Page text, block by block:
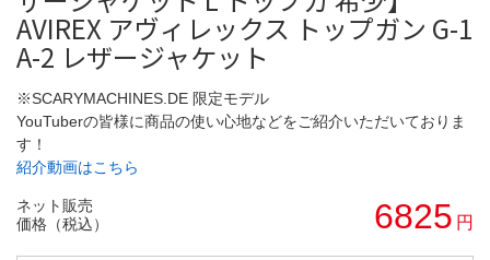
AVIREX アヴィレックス トップガン G-1
A-2 レザージャケット
※SCARYMACHINES.DE 限定モデル
YouTuberの皆様に商品の使い心地などをご紹介いただいておりま
す！
紹介動画はこちら
ネット販売
価格（税込）
6825 円